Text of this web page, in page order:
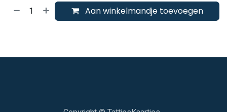
Aan winkelmandje toevoegen